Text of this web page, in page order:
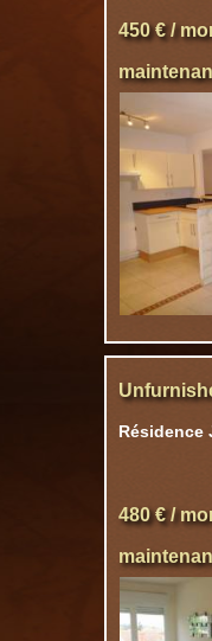
450 € /
Résidence
480 € /